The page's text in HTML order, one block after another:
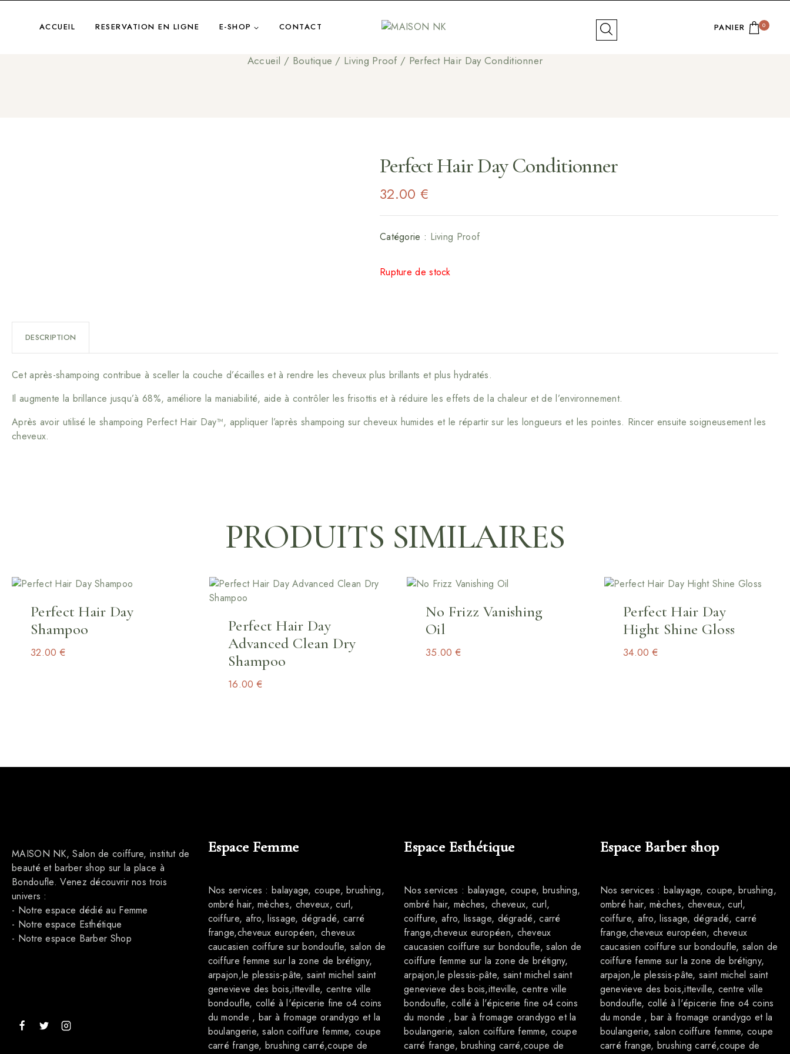
ACCUEIL RESERVATION EN LIGNE E-SHOP CONTACT PANIER 0
Accueil / Boutique / Living Proof / Perfect Hair Day Conditionner
Perfect Hair Day Conditionner
32.00 €
Catégorie : Living Proof
Rupture de stock
DESCRIPTION
Cet après-shampoing contribue à sceller la couche d’écailles et à rendre les cheveux plus brillants et plus hydratés.
Il augmente la brillance jusqu’à 68%, améliore la maniabilité, aide à contrôler les frisottis et à réduire les effets de la chaleur et de l’environnement.
Après avoir utilisé le shampoing Perfect Hair Day™, appliquer l’après shampoing sur cheveux humides et le répartir sur les longueurs et les pointes. Rincer ensuite soigneusement les
cheveux.
PRODUITS SIMILAIRES
Perfect Hair Day
Shampoo
32.00€
Perfect Hair Day
Advanced Clean Dry
Shampoo
16.00€
No Frizz Vanishing
Oil
35.00€
Perfect Hair Day
Hight Shine Gloss
34.00€
MAISON NK, Salon de coiffure, institut de
beauté et barber shop sur la place à
Bondoufle. Venez découvrir nos trois
univers :
- Notre espace dédié au Femme
- Notre espace Esthétique
- Notre espace Barber Shop
Espace Femme
Nos services : balayage, coupe, brushing,
ombré hair, mèches, cheveux, curl,
coiffure, afro, lissage, dégradé, carré
frange,cheveux européen, cheveux
caucasien coiffure sur bondoufle, salon de
coiffure femme sur la zone de brétigny,
arpajon,le plessis-pâte, saint michel saint
genevieve des bois,itteville, centre ville
bondoufle, collé à l'épicerie fine o4 coins
du monde , bar à fromage orandygo et la
boulangerie, salon coiffure femme, coupe
carré frange, brushing carré,coupe de
Espace Esthétique
Nos services : balayage, coupe, brushing,
ombré hair, mèches, cheveux, curl,
coiffure, afro, lissage, dégradé, carré
frange,cheveux européen, cheveux
caucasien coiffure sur bondoufle, salon de
coiffure femme sur la zone de brétigny,
arpajon,le plessis-pâte, saint michel saint
genevieve des bois,itteville, centre ville
bondoufle, collé à l'épicerie fine o4 coins
du monde , bar à fromage orandygo et la
boulangerie, salon coiffure femme, coupe
carré frange, brushing carré,coupe de
Espace Barber shop
Nos services : balayage, coupe, brushing,
ombré hair, mèches, cheveux, curl,
coiffure, afro, lissage, dégradé, carré
frange,cheveux européen, cheveux
caucasien coiffure sur bondoufle, salon de
coiffure femme sur la zone de brétigny,
arpajon,le plessis-pâte, saint michel saint
genevieve des bois,itteville, centre ville
bondoufle, collé à l'épicerie fine o4 coins
du monde , bar à fromage orandygo et la
boulangerie, salon coiffure femme, coupe
carré frange, brushing carré,coupe de